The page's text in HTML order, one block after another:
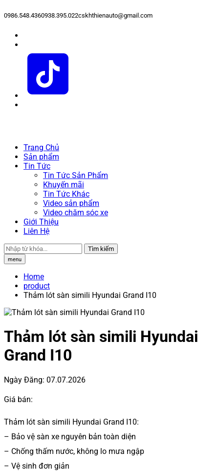
0986.548.4360938.395.022cskhthienauto@gmail.com
Trang Chủ
Sản phẩm
Tin Tức
Tin Tức Sản Phẩm
Khuyến mãi
Tin Tức Khác
Video sản phẩm
Video chăm sóc xe
Giới Thiệu
Liên Hệ
Tìm kiếm
menu
Home
product
Thảm lót sàn simili Hyundai Grand I10
Thảm lót sàn simili Hyundai
Grand I10
Ngày Đăng: 07.07.2026
Giá bán:
Thảm lót sàn simili Hyundai Grand I10:
– Bảo vệ sàn xe nguyên bản toàn diện
– Chống thấm nước, không lo mưa ngập
– Vệ sinh đơn giản